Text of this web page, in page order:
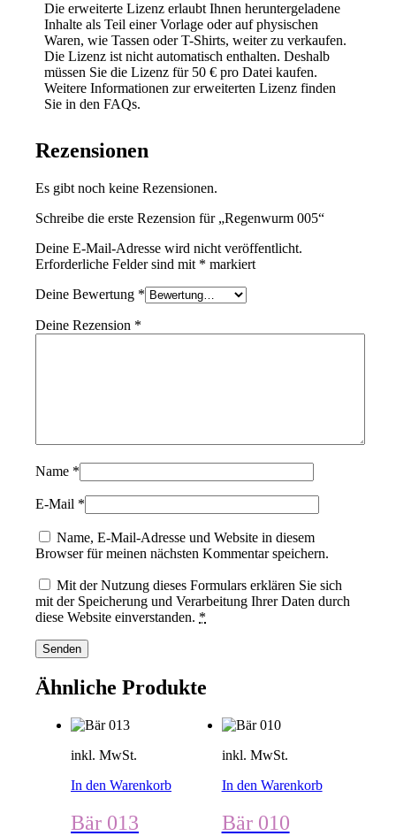
Die erweiterte Lizenz erlaubt Ihnen heruntergeladene
Inhalte als Teil einer Vorlage oder auf physischen
Waren, wie Tassen oder T-Shirts, weiter zu verkaufen.
Die Lizenz ist nicht automatisch enthalten. Deshalb
müssen Sie die Lizenz für 50 € pro Datei kaufen.
Weitere Informationen zur erweiterten Lizenz finden
Sie in den FAQs.
Rezensionen
Es gibt noch keine Rezensionen.
Schreibe die erste Rezension für „Regenwurm 005“
Deine E-Mail-Adresse wird nicht veröffentlicht.
Erforderliche Felder sind mit * markiert
Deine Bewertung *
Deine Rezension *
Name *
E-Mail *
Name, E-Mail-Adresse und Website in diesem
Browser für meinen nächsten Kommentar speichern.
Mit der Nutzung dieses Formulars erklären Sie sich
mit der Speicherung und Verarbeitung Ihrer Daten durch
diese Website einverstanden. *
Ähnliche Produkte
inkl. MwSt.
In den Warenkorb
Bär 013
inkl. MwSt.
In den Warenkorb
Bär 010